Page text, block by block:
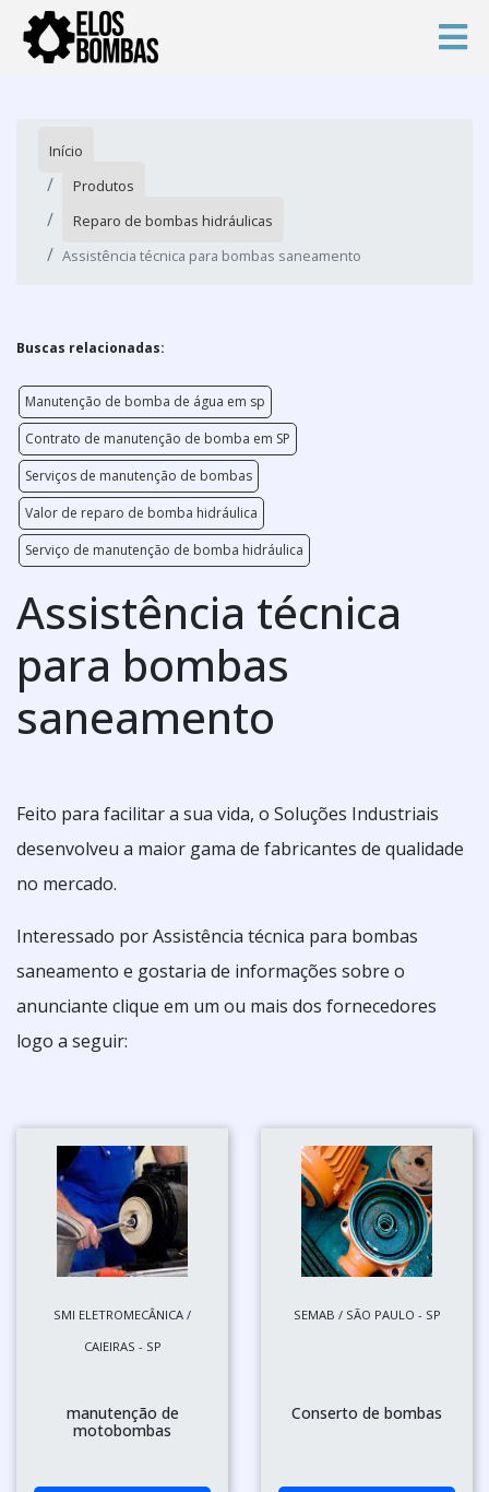
Início
Produtos
Reparo de bombas hidráulicas
Assistência técnica para bombas saneamento
Buscas relacionadas:
Manutenção de bomba de água em sp
Contrato de manutenção de bomba em SP
Serviços de manutenção de bombas
Valor de reparo de bomba hidráulica
Serviço de manutenção de bomba hidráulica
Assistência técnica
para bombas
saneamento
Feito para facilitar a sua vida, o Soluções Industriais
desenvolveu a maior gama de fabricantes de qualidade
no mercado.
Interessado por Assistência técnica para bombas
saneamento e gostaria de informações sobre o
anunciante clique em um ou mais dos fornecedores
logo a seguir:
SMI ELETROMECÂNICA /
CAIEIRAS - SP
manutenção de
motobombas
SEMAB / SÃO PAULO - SP
Conserto de bombas